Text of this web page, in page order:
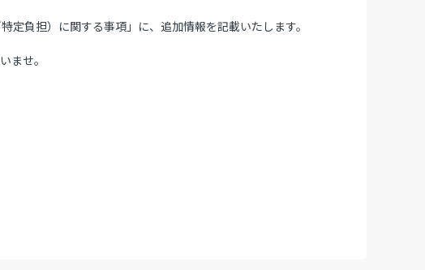
負担）に関する事項」に、追加情報を記載いたします。
ませ。